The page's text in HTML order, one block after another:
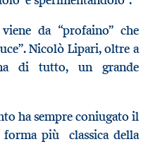
da “profaino” che
Nicolò Lipari, oltre a
di tutto, un grande
ha sempre coniugato il
più classica della